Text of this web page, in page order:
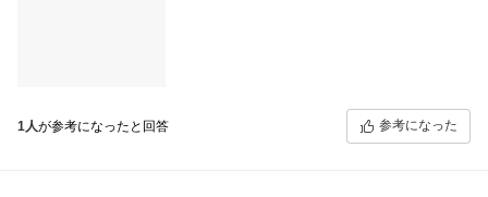
1人が参考になったと回答 参考になった